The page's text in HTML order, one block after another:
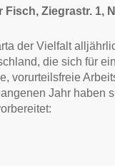
Fisch, Ziegrastr. 1,
der Vielfalt
die sich für
vorurteilsfreie
Jahr haben